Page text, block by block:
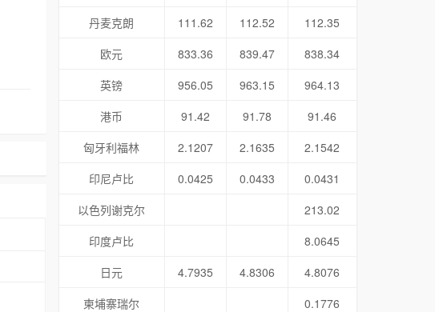
丹麦克朗
111.62 112.52
112.35
欧元
833.36 839.47
838.34
英镑
956.05 963.15
964.13
港币
91.42 91.78
91.46
匈牙利福林
2.1207 2.1635
2.1542
印尼卢比
0.0425 0.0433
0.0431
以色列谢克尔
213.02
印度卢比
8.0645
日元
4.7935 4.8306
4.8076
柬埔寨瑞尔
0.1776